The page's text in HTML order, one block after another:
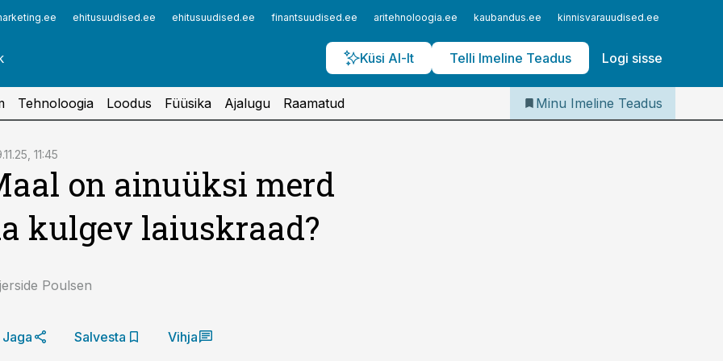
ehitusuudised.ee ehitusuudised.ee finantsuudised.ee aritehnoloogia.ee kaubandus.ee kinnisvarauudised.ee
Küsi AI-lt Telli Imeline Teadus Logi sisse
Iseteenindus
Telli Imeline Teadus
Tehnoloogia Loodus Füüsika Ajalugu Raamatud Minu Imeline Teadus
11:45
on ainuüksi merd
kulgev laiuskraad?
Poulsen
Jaga Salvesta Vihja